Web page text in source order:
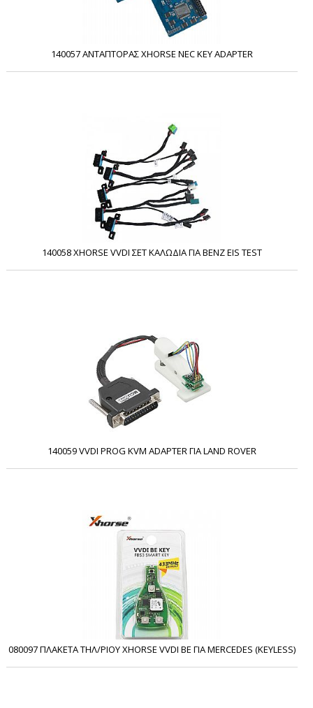
140057 ΑΝΤΑΠΤΟΡΑΣ XHORSE NEC KEY ADAPTER
140058 XHORSE VVDI ΣΕΤ ΚΑΛΩΔΙΑ ΓΙΑ BENZ EIS TEST
140059 VVDI PROG KVM ADAPTER ΓΙΑ LAND ROVER
080097 ΠΛΑΚΕΤΑ ΤΗΛ/ΡΙΟΥ XHORSE VVDI BE ΓΙΑ MERCEDES (KEYLESS)